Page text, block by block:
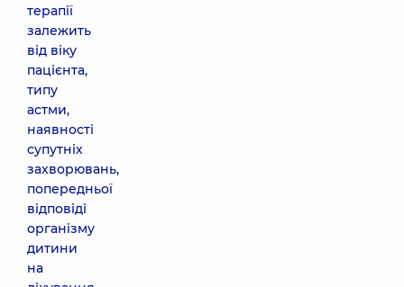
терапії
залежить
від віку
пацієнта,
типу
астми,
наявності
супутніх
захворювань,
попередньої
відповіді
організму
дитини
на